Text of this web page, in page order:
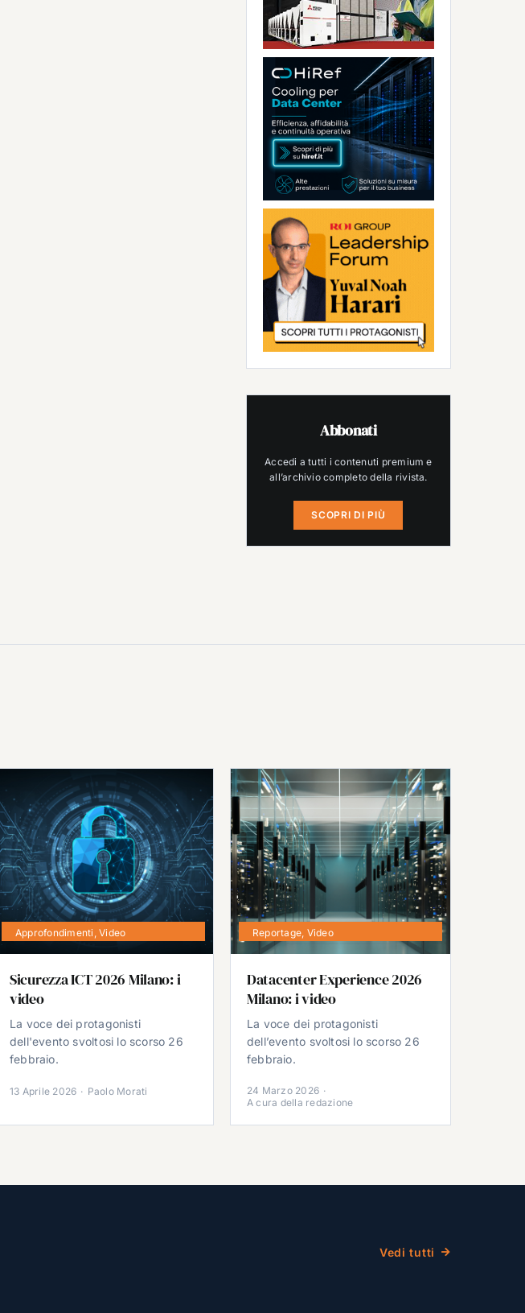
Abbonati
Accedi a tutti i contenuti premium e
all’archivio completo della rivista.
SCOPRI DI PIÙ
Approfondimenti ,Video
Sicurezza ICT 2026 Milano: i
video
La voce dei protagonisti
dell'evento svoltosi lo scorso 26
febbraio.
13 Aprile 2026 · Paolo Morati
Reportage, Video
Datacenter Experience 2026
Milano: i video
La voce dei protagonisti
dell’evento svoltosi lo scorso 26
febbraio.
24 Marzo 2026 ·
A cura della redazione
Vedi tutti